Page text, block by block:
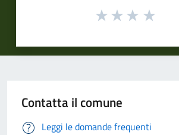
Contatta il comune
Leggi le domande frequenti